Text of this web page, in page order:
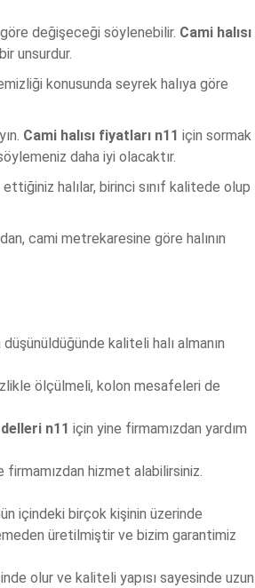
değişeceği söylenebilir. Cami halısı
unsurdur.
konusunda seyrek halıya göre
Cami halısı fiyatları n11 için sormak
daha iyi olacaktır.
halılar, birinci sınıf kalitede olup
cami metrekaresine göre halının
kaliteli halı almanın
ölçülmeli, kolon mesafeleri de
n11 için yine firmamızdan yardım
firmamızdan hizmet alabilirsiniz.
içindeki birçok kişinin üzerinde
üretilmiştir ve bizim garantimiz
olur ve kaliteli yapısı sayesinde uzun